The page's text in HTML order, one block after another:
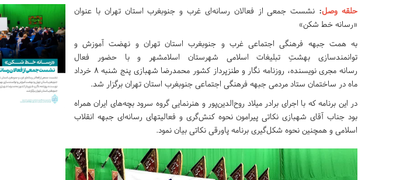
حلقه وصل: نشست جمعی از فعالان رسانه‌ای غرب و جنوبغرب استان تهران با عنوان
«رسانه خط شکن»
به همت جبهه فرهنگی‌ اجتماعی غرب و جنوبغرب استان تهران و نهضت آموزش و
توانمندسازی بهشتِ تبلیغات اسلامی شهرستان اسلامشهر و با حضور فعال
رسانه مجری نویسنده، روزنامه نگار و طنزپرداز کشور محمدرضا شهبازی پنج شنبه ۸ خرداد
ماه در ساختمان ستاد مردمی جبهه فرهنگی اجتماعی جنوبغرب استان تهران برگزار شد.
در این برنامه که با اجرای برادر میلاد روح‌الدین‌پور و هنرنمایی گروه سرود بچه‌های ایران همراه
بود جناب آقای شهبازی نکاتی پیرامون نحوه کنش‌گری و فعالیتهای رسانه‌ای جبهه انقلاب
اسلامی و همچنین نحوه شکل‌گیری برنامه پاورقی نکاتی بیان نمود.